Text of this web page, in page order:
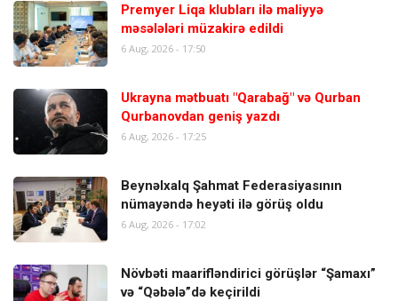
Premyer Liqa klubları ilə maliyyə
məsələləri müzakirə edildi
6 Aug, 2026 - 17:50
Ukrayna mətbuatı "Qarabağ" və Qurban
Qurbanovdan geniş yazdı
6 Aug, 2026 - 17:25
Beynəlxalq Şahmat Federasiyasının
nümayəndə heyəti ilə görüş oldu
6 Aug, 2026 - 17:02
Növbəti maarifləndirici görüşlər “Şamaxı”
və “Qəbələ”də keçirildi